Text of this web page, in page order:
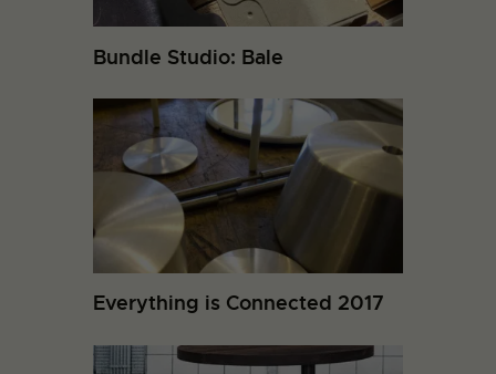
Bundle Studio: Bale
Everything is Connected 2017